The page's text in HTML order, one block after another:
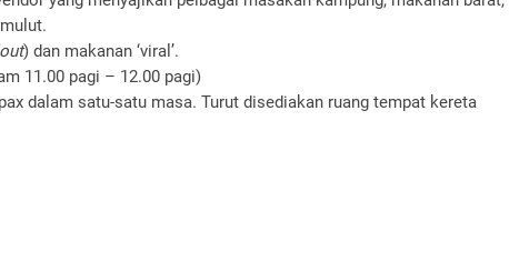
) dan makanan ‘viral’.
11.00 pagi – 12.00 pagi)
dalam satu-satu masa. Turut disediakan ruang tempat kereta